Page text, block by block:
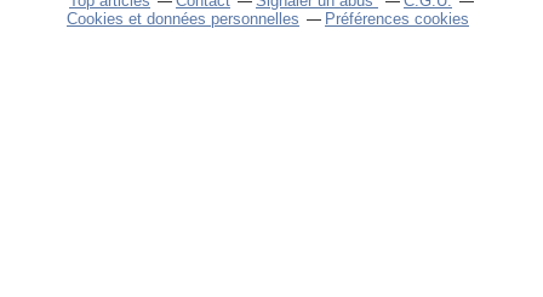
Cookies et données personnelles
Préférences cookies